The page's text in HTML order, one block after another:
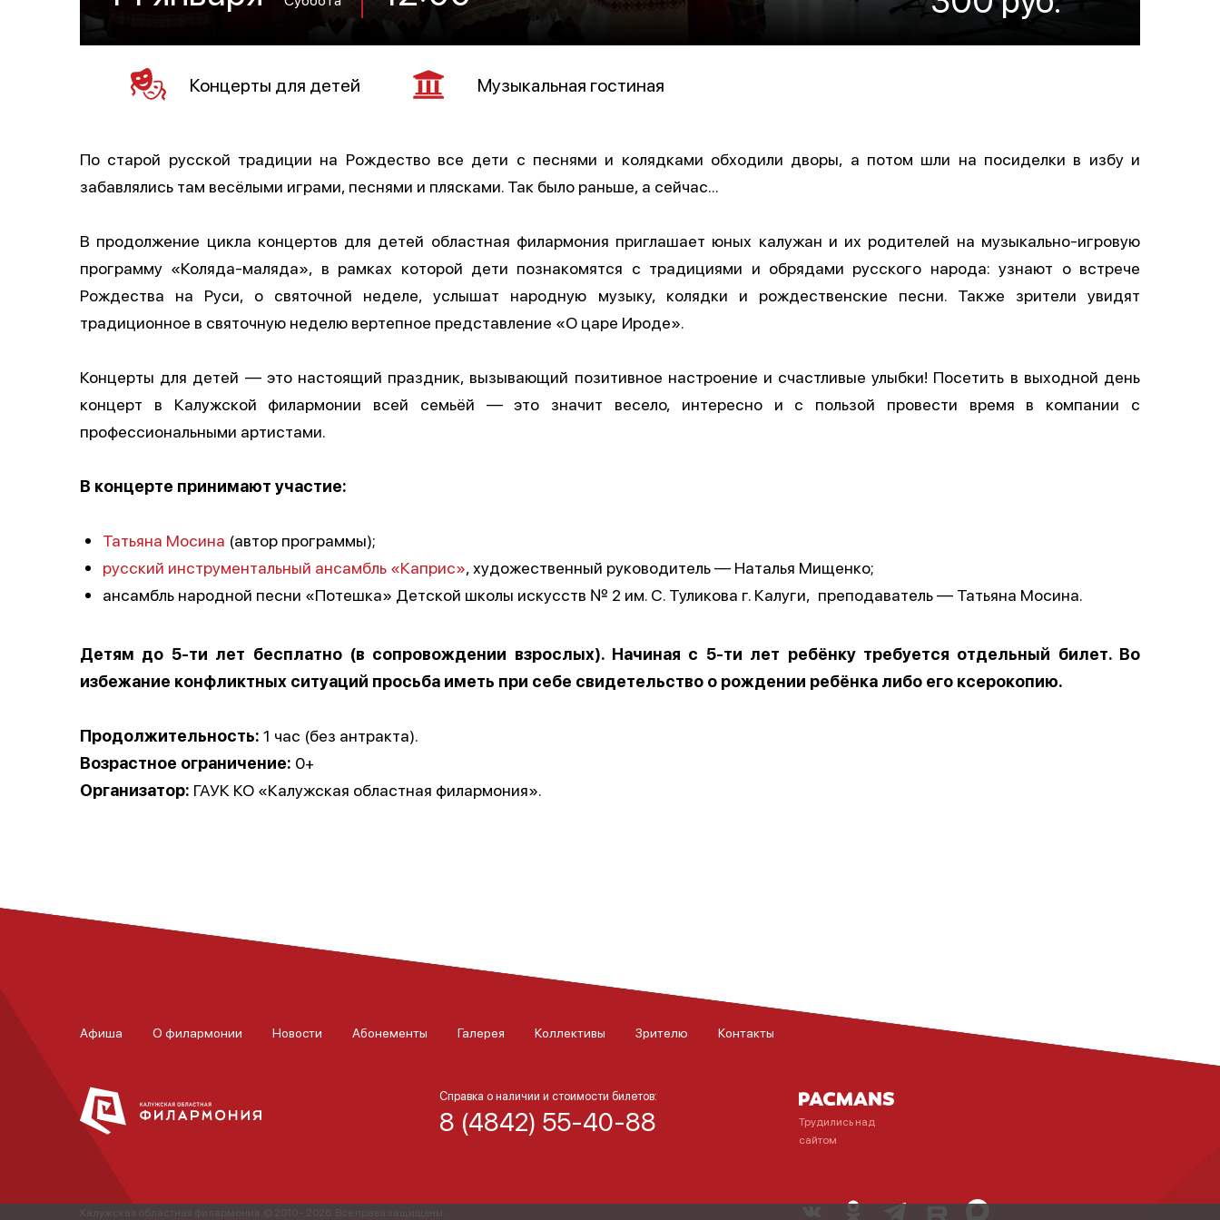
Концерты для детей Музыкальная гостиная
По старой русской традиции на Рождество все дети с песнями и колядками обходили дворы, а потом шли на посиделки в избу и
забавлялись там весёлыми играми, песнями и плясками. Так было раньше, а сейчас…
В продолжение цикла концертов для детей областная филармония приглашает юных калужан и их родителей на музыкально-игровую
программу «Коляда-маляда», в рамках которой дети познакомятся с традициями и обрядами русского народа: узнают о встрече
Рождества на Руси, о святочной неделе, услышат народную музыку, колядки и рождественские песни. Также зрители увидят
традиционное в святочную неделю вертепное представление «О царе Ироде».
Концерты для детей — это настоящий праздник, вызывающий позитивное настроение и счастливые улыбки! Посетить в выходной день
концерт в Калужской филармонии всей семьёй — это значит весело, интересно и с пользой провести время в компании с
профессиональными артистами.
В концерте принимают участие:
Татьяна Мосина (автор программы);
русский инструментальный ансамбль «Каприс», художественный руководитель — Наталья Мищенко;
ансамбль народной песни «Потешка» Детской школы искусств № 2 им. С. Туликова г. Калуги, преподаватель — Татьяна Мосина.
Детям до 5-ти лет бесплатно (в сопровождении взрослых). Начиная с 5-ти лет ребёнку требуется отдельный билет. Во
избежание конфликтных ситуаций просьба иметь при себе свидетельство о рождении ребёнка либо его ксерокопию.
Продолжительность: 1 час (без антракта).
Возрастное ограничение: 0+
Организатор: ГАУК КО «Калужская областная филармония».
Афиша О филармонии Новости Абонементы Галерея Коллективы Зрителю Контакты
Справка о наличии и стоимости билетов:
8 (4842) 55-40-88
Трудились над
сайтом